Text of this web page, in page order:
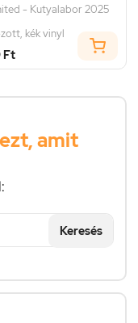
- Kutyalabor 2025
kék vinyl
Ft
amit
Keresés